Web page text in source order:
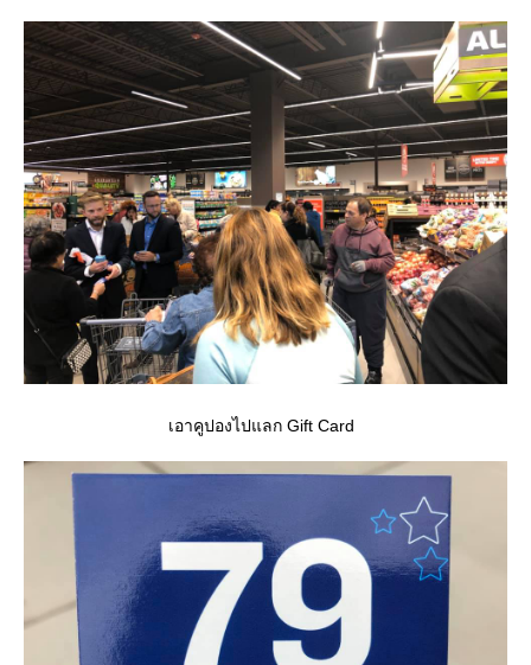
เอาคูปองไปแลก Gift Card